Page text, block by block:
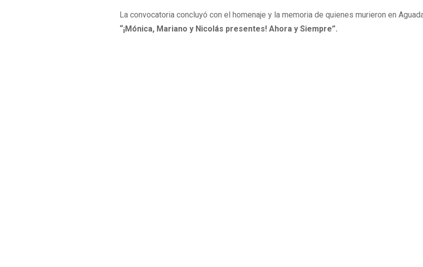
La convocatoria concluyó con el homenaje y la memoria de quienes murieron en
“¡Mónica, Mariano y Nicolás presentes! Ahora y Siempre”.